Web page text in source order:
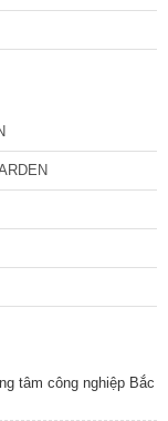
tâm công nghiệp Bắc